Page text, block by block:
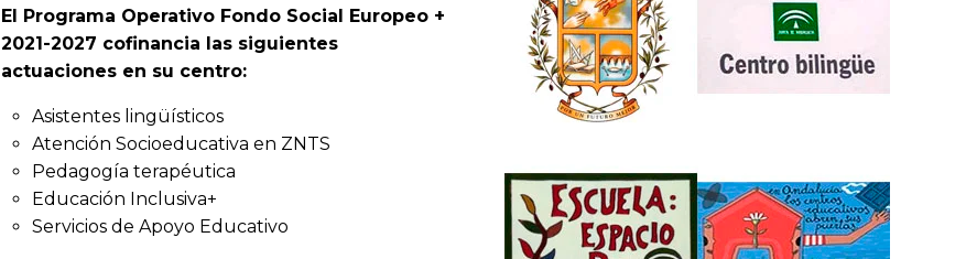
El Programa Operativo Fondo Social Europeo +
2021-2027 cofinancia las siguientes
actuaciones en su centro:
Asistentes lingüísticos
Atención Socioeducativa en ZNTS
Pedagogía terapéutica
Educación Inclusiva+
Servicios de Apoyo Educativo